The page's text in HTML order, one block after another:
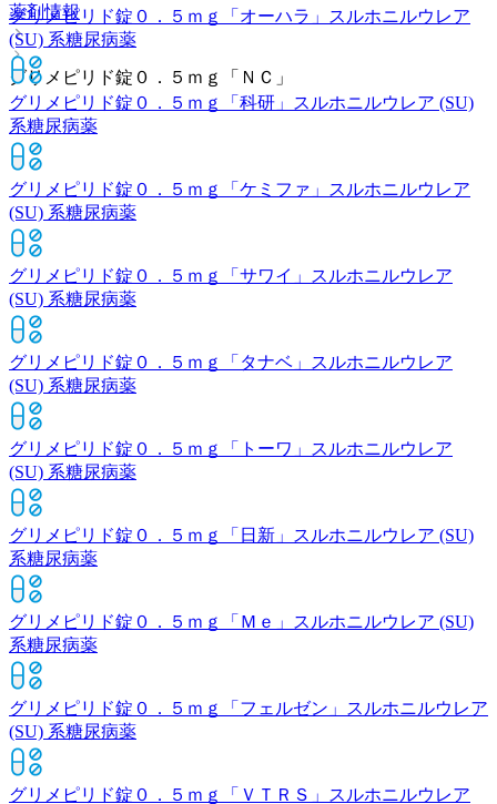
薬剤情報
グリメピリド錠０．５ｍｇ「ＮＣ」
グリメピリド錠０．５ｍｇ「オーハラ」
スルホニルウレア
(SU) 系糖尿病薬
グリメピリド錠０．５ｍｇ「科研」
スルホニルウレア (SU)
系糖尿病薬
グリメピリド錠０．５ｍｇ「ケミファ」
スルホニルウレア
(SU) 系糖尿病薬
グリメピリド錠０．５ｍｇ「サワイ」
スルホニルウレア
(SU) 系糖尿病薬
グリメピリド錠０．５ｍｇ「タナベ」
スルホニルウレア
(SU) 系糖尿病薬
グリメピリド錠０．５ｍｇ「トーワ」
スルホニルウレア
(SU) 系糖尿病薬
グリメピリド錠０．５ｍｇ「日新」
スルホニルウレア (SU)
系糖尿病薬
グリメピリド錠０．５ｍｇ「Ｍｅ」
スルホニルウレア (SU)
系糖尿病薬
グリメピリド錠０．５ｍｇ「フェルゼン」
スルホニルウレア
(SU) 系糖尿病薬
グリメピリド錠０．５ｍｇ「ＶＴＲＳ」 スルホニルウレア